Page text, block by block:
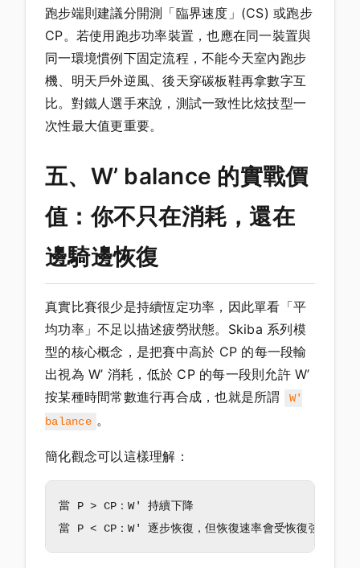
跑步端則建議分開測「臨界速度」(CS) 或跑步
CP。若使用跑步功率裝置，也應在同一裝置與
同一環境慣例下固定流程，不能今天室內跑步
機、明天戶外逆風、後天穿碳板鞋再拿數字互
比。對鐵人選手來說，測試一致性比炫技型一
次性最大值更重要。
五、W’ balance 的實戰價
值：你不只在消耗，還在
邊騎邊恢復
真實比賽很少是持續恆定功率，因此單看「平
均功率」不足以描述疲勞狀態。Skiba 系列模
型的核心概念，是把賽中高於 CP 的每一段輸
出視為 W’ 消耗，低於 CP 的每一段則允許 W’
按某種時間常數進行再合成，也就是所謂
W'
balance 。
簡化觀念可以這樣理解：
當 P > CP：W' 持續下降